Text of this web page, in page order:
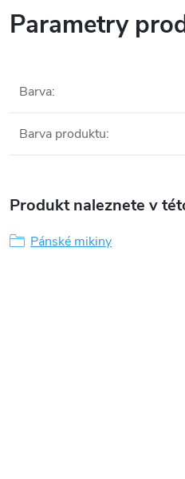
Parametry
Barva:
Barva produktu:
Produkt naleznete v
Pánské mikiny